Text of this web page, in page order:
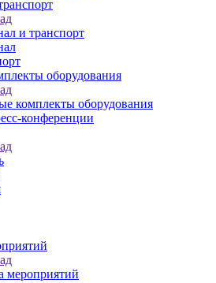
и транспорт
оборудования
комплекты оборудования
конференции
мероприятий